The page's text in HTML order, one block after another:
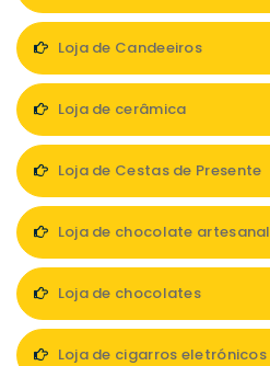
Loja de Candeeiros
Loja de cerâmica
Loja de Cestas de Presente
Loja de chocolate artesanal
Loja de chocolates
Loja de cigarros eletrónicos